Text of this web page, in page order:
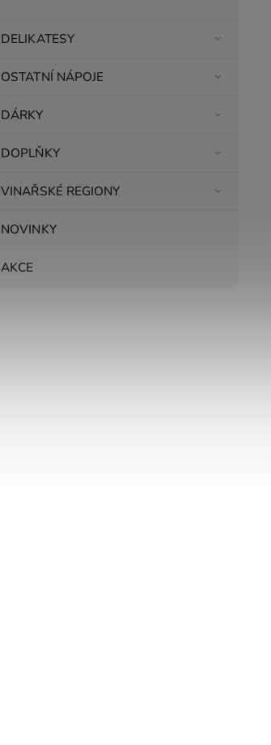
DELIKATESY
OSTATNÍ NÁPOJE
DÁRKY
DOPLŇKY
VINAŘSKÉ REGIONY
NOVINKY
AKCE